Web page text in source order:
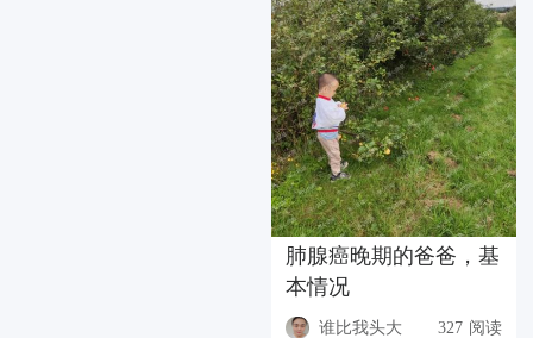
肺腺癌晚期的爸爸，基
本情况
谁比我头大 327 阅读